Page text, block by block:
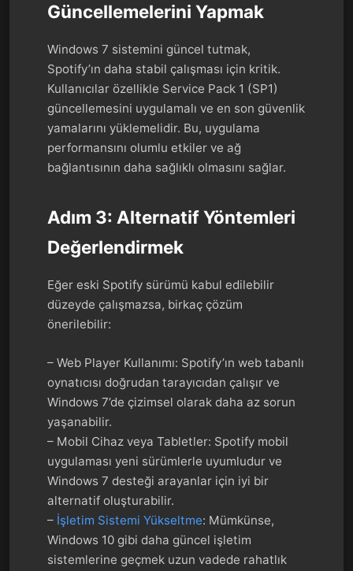
Güncellemelerini Yapmak
Windows 7 sistemini güncel tutmak,
Spotify’ın daha stabil çalışması için kritik.
Kullanıcılar özellikle Service Pack 1 (SP1)
güncellemesini uygulamalı ve en son güvenlik
yamalarını yüklemelidir. Bu, uygulama
performansını olumlu etkiler ve ağ
bağlantısının daha sağlıklı olmasını sağlar.
Adım 3: Alternatif Yöntemleri
Değerlendirmek
Eğer eski Spotify sürümü kabul edilebilir
düzeyde çalışmazsa, birkaç çözüm
önerilebilir:
– Web Player Kullanımı: Spotify’ın web tabanlı
oynatıcısı doğrudan tarayıcıdan çalışır ve
Windows 7’de çizimsel olarak daha az sorun
yaşanabilir.
– Mobil Cihaz veya Tabletler: Spotify mobil
uygulaması yeni sürümlerle uyumludur ve
Windows 7 desteği arayanlar için iyi bir
alternatif oluşturabilir.
– İşletim Sistemi Yükseltme: Mümkünse,
Windows 10 gibi daha güncel işletim
sistemlerine geçmek uzun vadede rahatlık